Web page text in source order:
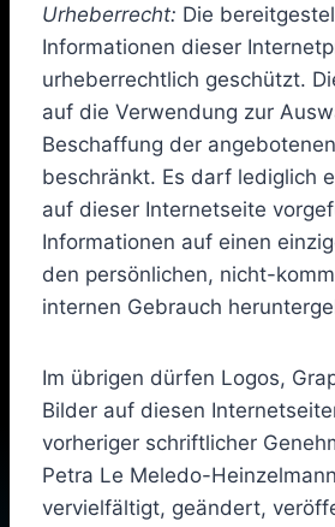
Urheberrecht: Die
Informationen dieser
urheberrechtlich geschützt.
auf die Verwendung zur
Beschaffung der
beschränkt. Es darf lediglich
auf dieser Internetseite
Informationen auf einen
den persönlichen, nicht-
internen Gebrauch
Im übrigen dürfen Logos,
Bilder auf diesen
vorheriger schriftlicher
Petra Le Meledo-
vervielfältigt, geändert,